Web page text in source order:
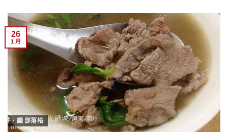
耕．讀 部落格
26
1 月